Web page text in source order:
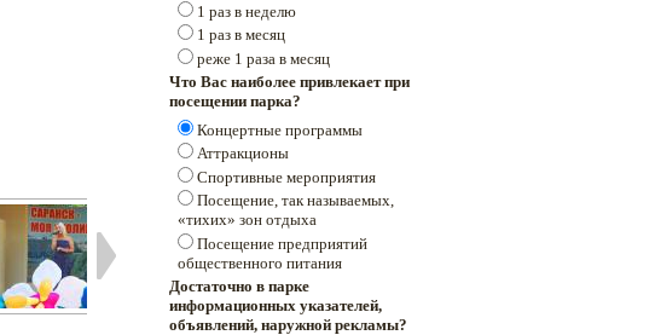
1 раз в неделю
1 раз в месяц
реже 1 раза в месяц
Что Вас наиболее привлекает при
посещении парка?
Концертные программы
Аттракционы
Спортивные мероприятия
Посещение, так называемых,
«тихих» зон отдыха
Посещение предприятий
общественного питания
Достаточно в парке
информационных указателей,
объявлений, наружной рекламы?